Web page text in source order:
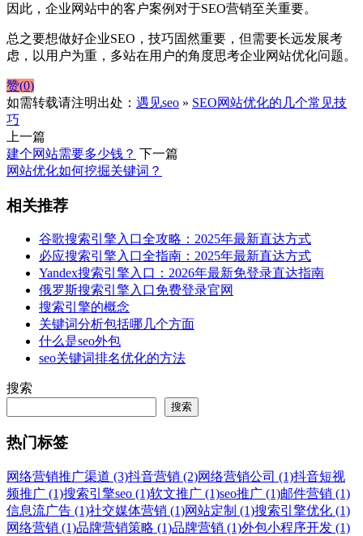
因此，企业网站中的客户案例对于SEO营销至关重要。
总之要想做好企业SEO，技巧固然重要，但需要长远发展考
虑，以用户为重，多站在用户的角度思考企业网站优化问题。
赞(0)
如需转载请注明出处： 遇见seo » SEO网站优化的几个常见技
巧
上一篇
建个网站需要多少钱？ 下一篇
网站优化如何挖掘关键词？
相关推荐
谷歌搜索引擎入口全攻略：2025年最新直达方式
必应搜索引擎入口全指南：2025年最新直达方式
Yandex搜索引擎入口：2026年最新免登录直达指南
俄罗斯搜索引擎入口免费登录官网
搜索引擎的概念
关键词分析包括哪几个方面
什么是seo外包
seo关键词排名优化的方法
搜索
搜索
热门标签
网络营销推广渠道 (3)抖音营销 (2)网络营销公司 (1)抖音短视
频推广 (1)搜索引擎seo (1)软文推广 (1)seo推广 (1)邮件营销 (1)
信息流广告 (1)社交媒体营销 (1)网站定制 (1)搜索引擎优化 (1)
网络营销 (1)品牌营销策略 (1)品牌营销 (1)外包小程序开发 (1)